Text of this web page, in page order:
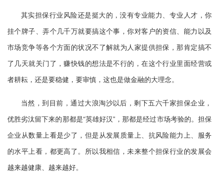
其实担保行业风险还是挺大的，没有专业能力、专业人才，你
挂个牌子、弄个几千万就要搞这个事，你对客户的资信、能力以及
市场竞争等各个方面的状况不了解就为人家提供担保，那肯定搞不
了几天就关门了，赚快钱的想法是不行的，在这个行业里面经营或
者耕耘，还是要稳健，要审慎，这也是做金融的大理念。
当然，到目前，通过大浪淘沙以后，剩下五六千家担保企业，
优胜劣汰留下来的那都是“英雄好汉”，那都是经过市场考验的。担保
企业从数量上看是少了，但是从发展质量上、抗风险能力上、服务
的水平上看，都更高了。所以我相信，未来整个担保行业的发展会
越来越健康、越来越好。